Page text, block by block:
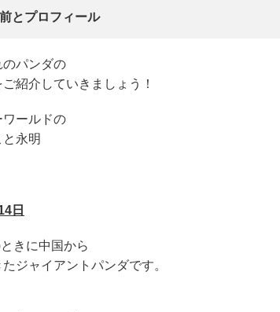
とプロフィール
のパンダの
紹介していきましょう！
ワールドの
永明
日
きに中国から
ジャイアントパンダです。